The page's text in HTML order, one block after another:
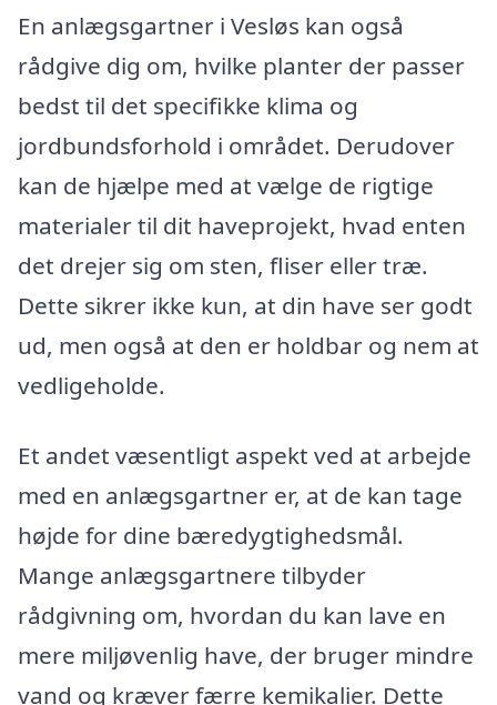
En anlægsgartner i Vesløs kan også
rådgive dig om, hvilke planter der passer
bedst til det specifikke klima og
jordbundsforhold i området. Derudover
kan de hjælpe med at vælge de rigtige
materialer til dit haveprojekt, hvad enten
det drejer sig om sten, fliser eller træ.
Dette sikrer ikke kun, at din have ser godt
ud, men også at den er holdbar og nem at
vedligeholde.
Et andet væsentligt aspekt ved at arbejde
med en anlægsgartner er, at de kan tage
højde for dine bæredygtighedsmål.
Mange anlægsgartnere tilbyder
rådgivning om, hvordan du kan lave en
mere miljøvenlig have, der bruger mindre
vand og kræver færre kemikalier. Dette